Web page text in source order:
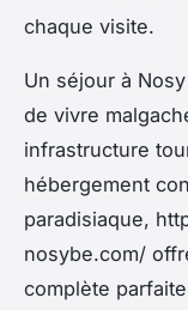
chaque visite.
Un séjour à
de vivre
infrastructure
hébergement
paradisiaque,
nosybe.com/
complète